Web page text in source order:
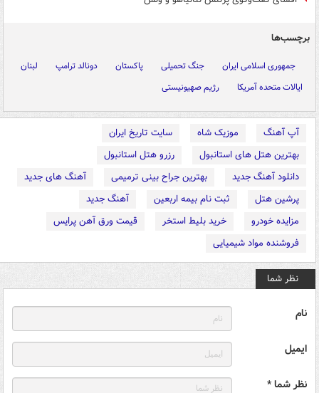
برچسب‌ها
جمهوری اسلامی ایران جنگ تحمیلی پاکستان دونالد ترامپ
لبنان
ایالات متحده آمریکا
رژیم صهیونیستی
آپ آهنگ موزیک شاه
سایت تاریخ ایران
بهترین هتل های استانبول
رزرو هتل استانبول
دانلود آهنگ جدید
بهترین جراح بینی ترمیمی
آهنگ های جدید
پرشین هتل
ثبت نام بیمه اربعین
آهنگ جدید
مزایده خودرو
خرید بلیط استخر
قیمت ورق آهن پرایس
فروشنده مواد شیمیایی
نظر شما
نام
ایمیل
نظر شما *